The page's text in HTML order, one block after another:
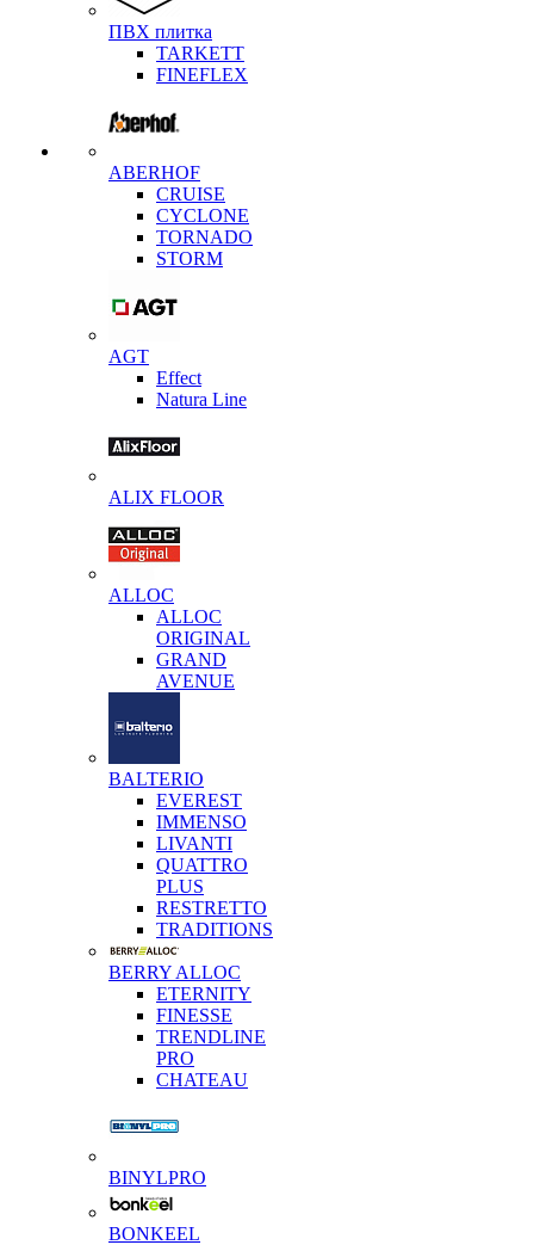
ПВХ плитка
TARKETT
FINEFLEX
ABERHOF
CRUISE
CYCLONE
TORNADO
STORM
AGT
Effect
Natura Line
ALIX FLOOR
ALLOC
ALLOC
ORIGINAL
GRAND
AVENUE
BALTERIO
EVEREST
IMMENSO
LIVANTI
QUATTRO
PLUS
RESTRETTO
TRADITIONS
BERRY ALLOC
ETERNITY
FINESSE
TRENDLINE
PRO
CHATEAU
BINYLPRO
BONKEEL